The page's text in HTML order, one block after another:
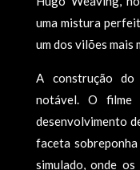
uma mistura
um dos vilões mais
A construção
notável. O filme
desenvolvimento
faceta
simulado, onde os